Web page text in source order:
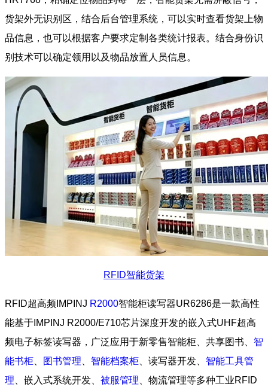
货架外无识别区，结合后台管理系统，可以实时查看货架上物
品信息，也可以根据客户要求定制各类统计报表。结合身份识
别技术可以确定领用以及物品放置人员信息。
RFID智能货架
RFID超高频IMPINJ R2000智能柜读写器UR6286是一款高性
能基于IMPINJ R2000/E710芯片深度开发的嵌入式UHF超高
频电子标签读写器，广泛应用于新零售智能柜、共享图书、 智
能书柜
图书管理 智能档案柜 、读写器开发、 智能工具管
理 、嵌入式系统开发、 被服管理 、物流管理等多种工业RFID